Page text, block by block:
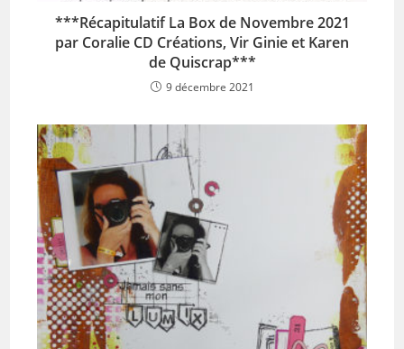
***Récapitulatif La Box de Novembre 2021
par Coralie CD Créations, Vir Ginie et Karen
de Quiscrap***
9 décembre 2021